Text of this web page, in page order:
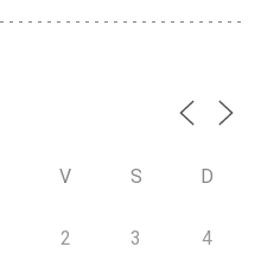
V S D
2 3 4